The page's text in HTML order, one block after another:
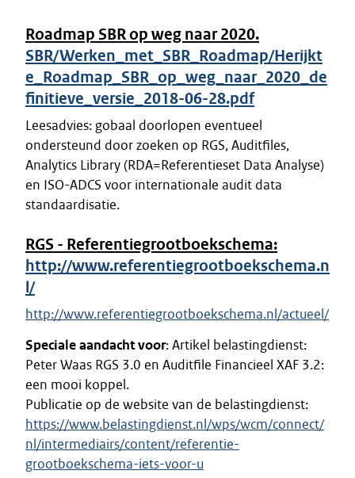
Roadmap SBR op weg naar 2020.
SBR/Werken_met_SBR_Roadmap/Herijkt
e_Roadmap_SBR_op_weg_naar_2020_de
finitieve_versie_2018-06-28.pdf
Leesadvies: gobaal doorlopen eventueel
ondersteund door zoeken op RGS, Auditfiles,
Analytics Library (RDA=Referentieset Data Analyse)
en ISO-ADCS voor internationale audit data
standaardisatie.
RGS - Referentiegrootboekschema:
http://www.referentiegrootboekschema.n
l/
http://www.referentiegrootboekschema.nl/actueel/
Speciale aandacht voor: Artikel belastingdienst:
Peter Waas RGS 3.0 en Auditfile Financieel XAF 3.2:
een mooi koppel.
Publicatie op de website van de belastingdienst:
https://www.belastingdienst.nl/wps/wcm/connect/
nl/intermediairs/content/referentie-
grootboekschema-iets-voor-u